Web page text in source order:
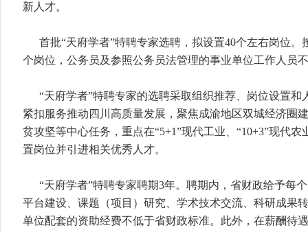
新人才。
首批“天府学者”特聘专家选聘，拟设置40个左右岗位
个岗位，公务员及参照公务员法管理的事业单位工作人员
“天府学者”特聘专家的选聘采取组织推荐、岗位设置
紧扣服务推动四川高质量发展，聚焦成渝地区双城经济圈
贫攻坚等中心任务，重点在“5+1”现代工业、“10+3”现代
置岗位并引进相关优秀人才。
“天府学者”特聘专家聘期3年。聘期内，省财政给予每
平台建设、课题（项目）研究、学术技术交流、科研成果
单位配套的资助经费不低于省财政标准。此外，在薪酬待